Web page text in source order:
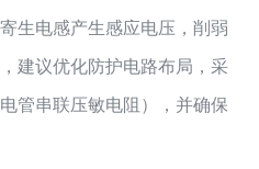
生电感产生感应电压，削弱
建议优化防护电路布局，采
管串联压敏电阻），并确保